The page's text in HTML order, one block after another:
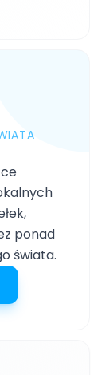
ponad
świata.